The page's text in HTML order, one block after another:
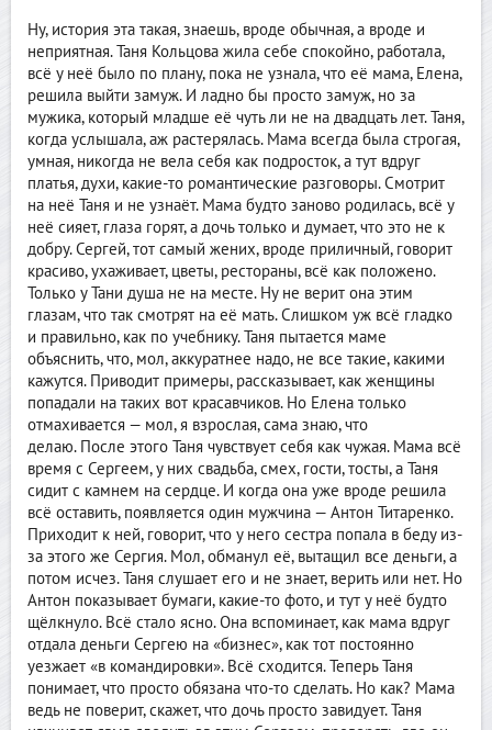
Ну, история эта такая, знаешь, вроде обычная, а вроде и
неприятная. Таня Кольцова жила себе спокойно, работала,
всё у неё было по плану, пока не узнала, что её мама, Елена,
решила выйти замуж. И ладно бы просто замуж, но за
мужика, который младше её чуть ли не на двадцать лет. Таня,
когда услышала, аж растерялась. Мама всегда была строгая,
умная, никогда не вела себя как подросток, а тут вдруг
платья, духи, какие-то романтические разговоры. Смотрит
на неё Таня и не узнаёт. Мама будто заново родилась, всё у
неё сияет, глаза горят, а дочь только и думает, что это не к
добру. Сергей, тот самый жених, вроде приличный, говорит
красиво, ухаживает, цветы, рестораны, всё как положено.
Только у Тани душа не на месте. Ну не верит она этим
глазам, что так смотрят на её мать. Слишком уж всё гладко
и правильно, как по учебнику. Таня пытается маме
объяснить, что, мол, аккуратнее надо, не все такие, какими
кажутся. Приводит примеры, рассказывает, как женщины
попадали на таких вот красавчиков. Но Елена только
отмахивается — мол, я взрослая, сама знаю, что
делаю. После этого Таня чувствует себя как чужая. Мама всё
время с Сергеем, у них свадьба, смех, гости, тосты, а Таня
сидит с камнем на сердце. И когда она уже вроде решила
всё оставить, появляется один мужчина — Антон Титаренко.
Приходит к ней, говорит, что у него сестра попала в беду из-
за этого же Сергия. Мол, обманул её, вытащил все деньги, а
потом исчез. Таня слушает его и не знает, верить или нет. Но
Антон показывает бумаги, какие-то фото, и тут у неё будто
щёлкнуло. Всё стало ясно. Она вспоминает, как мама вдруг
отдала деньги Сергею на «бизнес», как тот постоянно
уезжает «в командировки». Всё сходится. Теперь Таня
понимает, что просто обязана что-то сделать. Но как? Мама
ведь не поверит, скажет, что дочь просто завидует. Таня